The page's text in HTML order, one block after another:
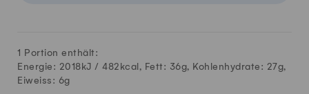
1 Portion enthält:
Energie: 2018kJ / 482 kcal, Fett: 36g, Kohlenhydrate: 27g,
Eiweiss: 6g